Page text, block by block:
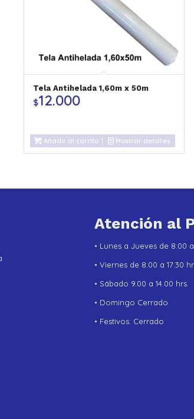
Tela Antihelada 1,60m x 50m
$12.000
Añadir al carrito Mostrar detalles
Atención al
• Lunes a Jueves de 8:00 a
• Viernes de 8:00 a 17:30
• Sábado 9.00 a 14.00 hrs.
• Domingo Cerrado
• Festivos: Cerrado